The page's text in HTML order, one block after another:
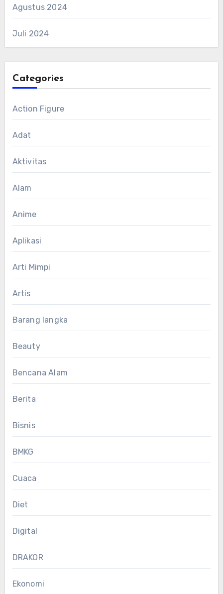
Agustus 2024
Juli 2024
Categories
Action Figure
Adat
Aktivitas
Alam
Anime
Aplikasi
Arti Mimpi
Artis
Barang langka
Beauty
Bencana Alam
Berita
Bisnis
BMKG
Cuaca
Diet
Digital
DRAKOR
Ekonomi